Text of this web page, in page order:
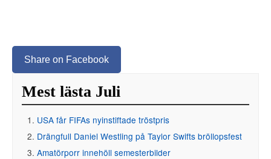
Share on Facebook
Mest lästa Juli
USA får FIFAs nyinstiftade tröstpris
Drängfull Daniel Westling på Taylor Swifts bröllopsfest
Amatörporr innehöll semesterbilder